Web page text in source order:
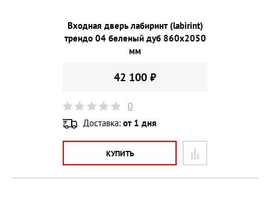
Входная дверь лабиринт (labirint)
трендо 04 беленый дуб 860х2050
мм
42 100 ₽
0
Доставка: от 1 дня
КУПИТЬ